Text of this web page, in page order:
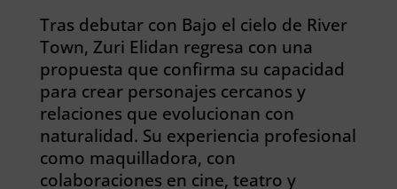
Tras debutar con Bajo el cielo de River
Town, Zuri Elidan regresa con una
propuesta que confirma su capacidad
para crear personajes cercanos y
relaciones que evolucionan con
naturalidad. Su experiencia profesional
como maquilladora, con
colaboraciones en cine, teatro y